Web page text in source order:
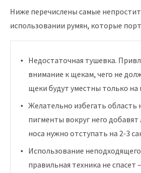
Ниже перечислены самые
использовании румян, которые
Недостаточная тушевка.
внимание к щекам, чего не
щеки будут уместны только на
Желательно избегать область
пигменты вокруг него
носа нужно отступать на 2-3
Использование
правильная техника не спасет